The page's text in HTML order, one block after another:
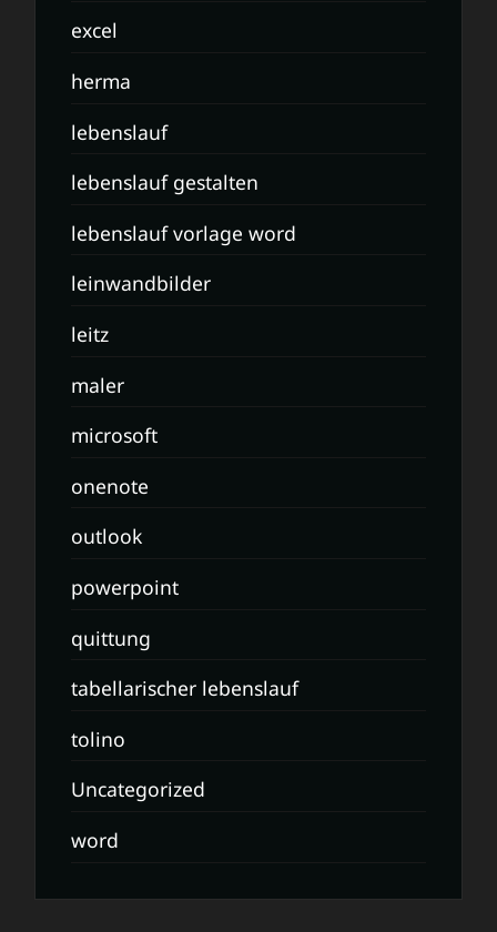
excel
herma
lebenslauf
lebenslauf gestalten
lebenslauf vorlage word
leinwandbilder
leitz
maler
microsoft
onenote
outlook
powerpoint
quittung
tabellarischer lebenslauf
tolino
Uncategorized
word